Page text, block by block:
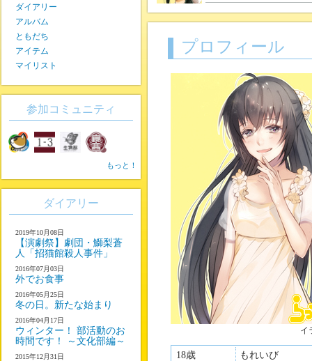
プロフィール
イ
18歳
もれいび
ダイアリー
アルバム
ともだち
アイテム
マイリスト
参加コミュニティ
もっと！
ダイアリー
2019年10月08日
【演劇祭】劇団・鰤梨蒼
人「招猫館殺人事件」
2016年07月03日
外でお食事
2016年05月25日
冬の日。新たな始まり
2016年04月17日
ウィンター！ 部活動のお
時間です！ ～文化部編～
2015年12月31日